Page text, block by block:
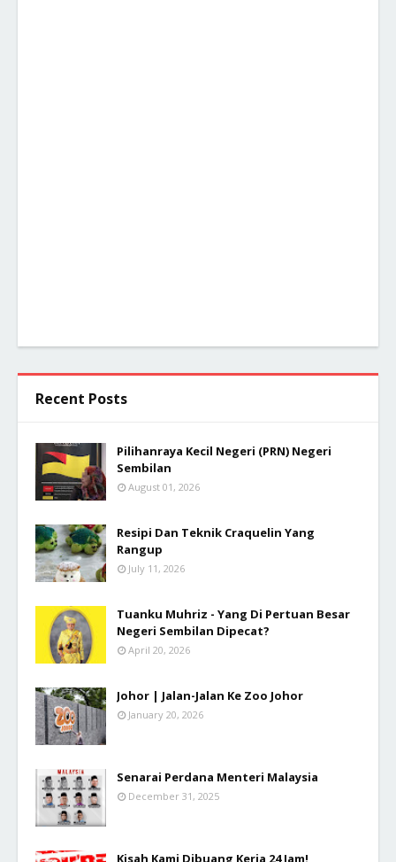
Recent Posts
Pilihanraya Kecil Negeri (PRN) Negeri
Sembilan
August 01, 2026
Resipi Dan Teknik Craquelin Yang
Rangup
July 11, 2026
Tuanku Muhriz - Yang Di Pertuan Besar
Negeri Sembilan Dipecat?
April 20, 2026
Johor | Jalan-Jalan Ke Zoo Johor
January 20, 2026
Senarai Perdana Menteri Malaysia
December 31, 2025
Kisah Kami Dibuang Kerja 24 Jam!